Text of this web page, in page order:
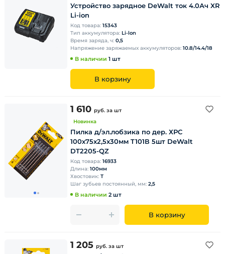
Устройство зарядное DeWalt ток 4.0Ач XR
Li-ion
Код товара: 15343
Тип аккумулятора: Li-lon
Время заряда, ч: 0,5
Напряжение заряжаемых аккумуляторов: 10.8/14.4/18
В наличии 1 шт
В корзину
1 610 руб. за шт
Новинка
Пилка д/эл.лобзика по дер. ХРС
100х75х2,5х30мм T101В 5шт DeWalt
DT2205-QZ
Код товара: 16933
Длина: 100мм
Хвостовик: Т
Шаг зубьев постоянный, мм: 2,5
В наличии 2 шт
В корзину
1 205 руб. за шт